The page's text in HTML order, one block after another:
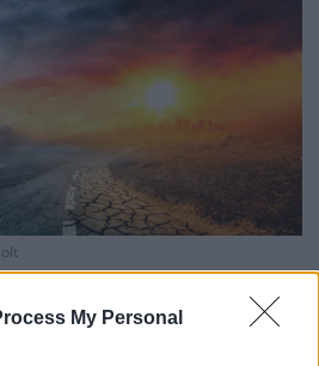
My Personal
útnak indul
idézi, a nap folyamán azonban